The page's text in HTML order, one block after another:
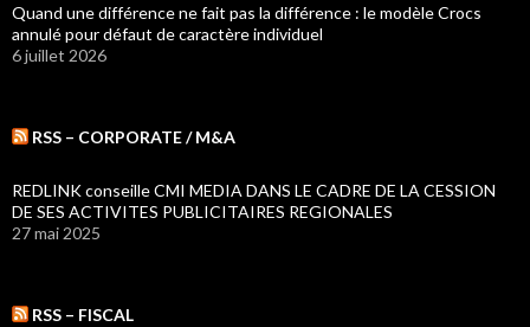
Quand une différence ne fait pas la différence : le modèle Crocs
annulé pour défaut de caractère individuel
6 juillet 2026
RSS – CORPORATE / M&A
REDLINK conseille CMI MEDIA DANS LE CADRE DE LA CESSION
DE SES ACTIVITES PUBLICITAIRES REGIONALES
27 mai 2025
RSS – FISCAL